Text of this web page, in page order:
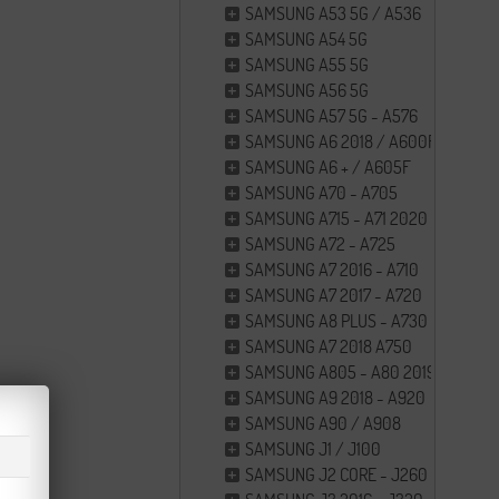
SAMSUNG A53 5G / A536
SAMSUNG A54 5G
SAMSUNG A55 5G
SAMSUNG A56 5G
SAMSUNG A57 5G - A576
SAMSUNG A6 2018 / A600F
SAMSUNG A6 + / A605F
SAMSUNG A70 - A705
SAMSUNG A715 - A71 2020
SAMSUNG A72 - A725
SAMSUNG A7 2016 - A710
SAMSUNG A7 2017 - A720
SAMSUNG A8 PLUS - A730
SAMSUNG A7 2018 A750
SAMSUNG A805 - A80 2019
SAMSUNG A9 2018 - A920
SAMSUNG A90 / A908
SAMSUNG J1 / J100
SAMSUNG J2 CORE - J260